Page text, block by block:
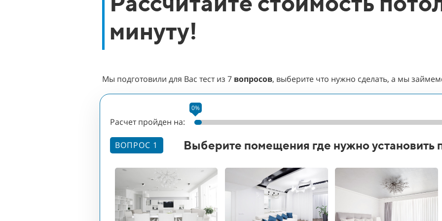
минуту!
Мы подготовили для Вас тест из 7 вопросов, выберите что нужно сделать, а мы
Расчет пройден на:
0%
ВОПРОС 1 Выберите помещения где нужно установить